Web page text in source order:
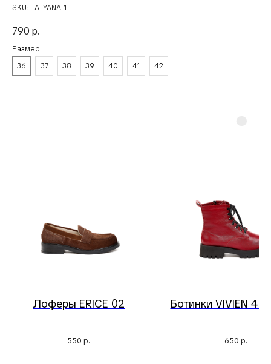
SKU: TATYANA 1
790 р.
Размер
36
37 38 39 40 41 42
Лоферы ERICE 02
550 р.
Ботинки VIVIEN 4
650 р.